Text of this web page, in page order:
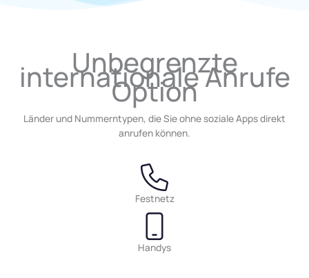
Unbegrenzte
internationale Anrufe
Option
Länder und Nummerntypen, die Sie ohne soziale Apps direkt
anrufen können.
Festnetz
Handys